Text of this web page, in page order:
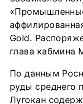
Gold.
глава кабмина
По данным
руды среднего
Лугокан